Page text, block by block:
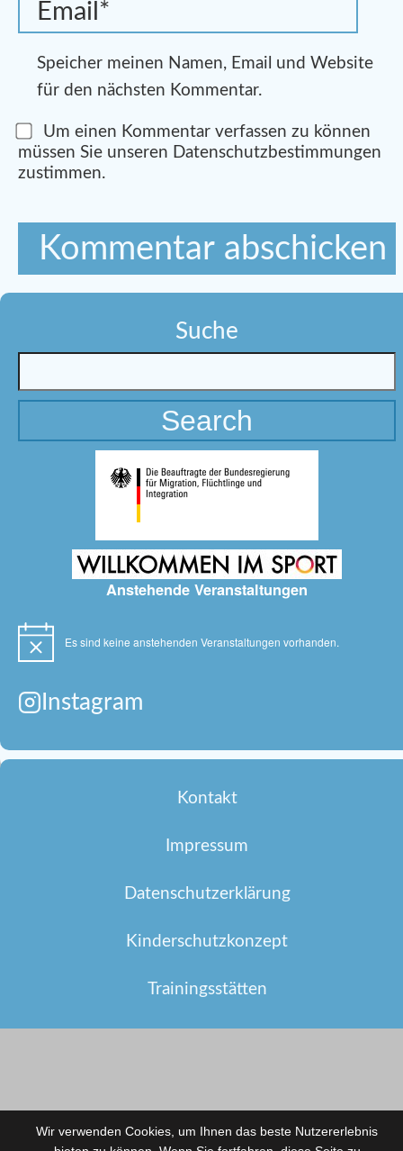
Speicher meinen Namen, Email und Website
für den nächsten Kommentar.
Um einen Kommentar verfassen zu können
müssen Sie unseren Datenschutzbestimmungen
zustimmen.
Suche
Anstehende Veranstaltungen
Hinweis Es sind keine anstehenden Veranstaltungen vorhanden.
Instagram
Kontakt
Impressum
Datenschutzerklärung
Kinderschutzkonzept
Trainingsstätten
Wir verwenden Cookies, um Ihnen das beste Nutzererlebnis